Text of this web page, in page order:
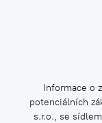
Informace o
potenciálních
s.r.o., se